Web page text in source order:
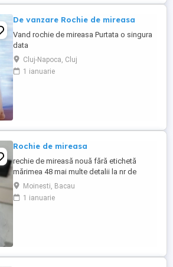
De vanzare Rochie de mireasa
Vand rochie de mireasa Purtata o singura
data
Cluj-Napoca, Cluj
1 ianuarie
Rochie de mireasa
rechie de mireasă nouă fără etichetă
mărimea 48 mai multe detalii la nr de
telefonMoinesti, Bacau
1 ianuarie